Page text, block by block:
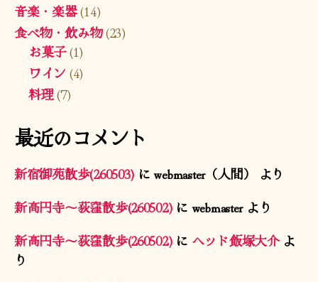
音楽・楽器(14)
食べ物・飲み物(23)
お菓子(1)
ワイン (4)
料理(7)
最近のコメント
新宿御苑散歩(260503) にwebmaster（人間）
より
新高円寺〜荻窪散歩(260502)に webmasterより
新高円寺〜荻窪散歩(260502)に ヘッド飯塚大介よ
り